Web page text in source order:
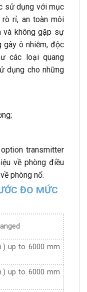
sử dụng với mục
rỉ, an toàn môi
và không gặp sự
gây ô nhiễm, độc
các loại quang
dụng cho những
transmitter
về phòng điều
phòng nổ.
ĐO MỨC
up to 6000 mm
up to 6000 mm